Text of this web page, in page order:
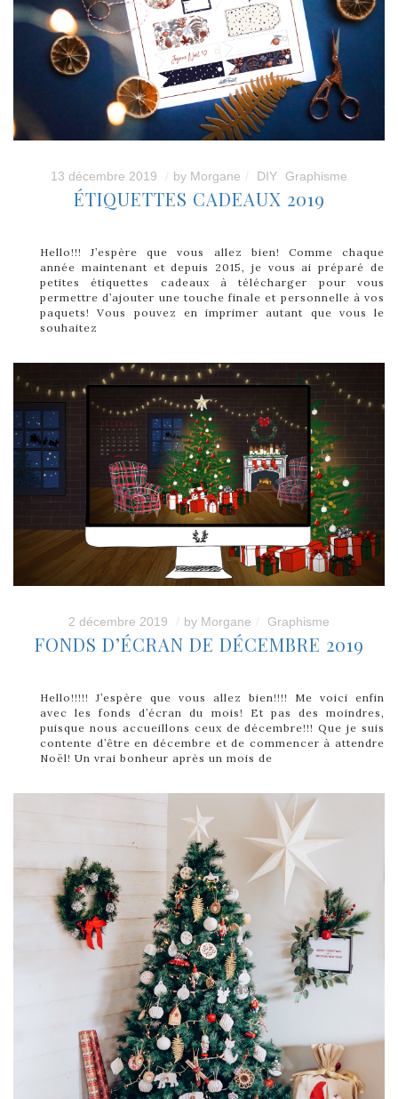
13 décembre 2019 by Morgane DIY Graphisme
ÉTIQUETTES CADEAUX 2019
Hello!!! J’espère que vous allez bien! Comme chaque
année maintenant et depuis 2015, je vous ai préparé de
petites étiquettes cadeaux à télécharger pour vous
permettre d’ajouter une touche finale et personnelle à vos
paquets! Vous pouvez en imprimer autant que vous le
souhaitez
2 décembre 2019 by Morgane Graphisme
FONDS D’ÉCRAN DE DÉCEMBRE 2019
Hello!!!!! J’espère que vous allez bien!!!! Me voici enfin
avec les fonds d’écran du mois! Et pas des moindres,
puisque nous accueillons ceux de décembre!!! Que je suis
contente d’être en décembre et de commencer à attendre
Noël! Un vrai bonheur après un mois de